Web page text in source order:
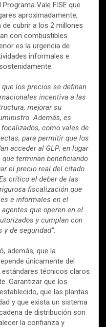
Vale FISE que
aproximadamente,
cubrir a los 2 millones
con combustibles
es la urgencia de
informales e
que los precios se definan
incentiva a las
mejorar su
Además, es
como vales de
para permitir que los
acceder al GLP; en lugar
terminan beneficiando
el precio real del citado
crítico el deber de las
fiscalización que
e informales en el
que operen en el
y cumplan con
de seguridad”.
además, que la
únicamente del
técnicos claros
Garantizar que los
que las plantas
y que exista un sistema
de distribución son
la confianza y